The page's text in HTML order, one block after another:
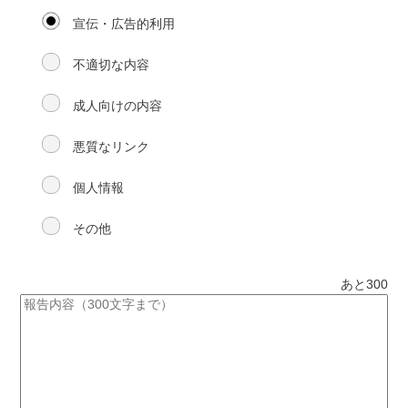
宣伝・広告的利用
不適切な内容
成人向けの内容
悪質なリンク
個人情報
その他
あと300